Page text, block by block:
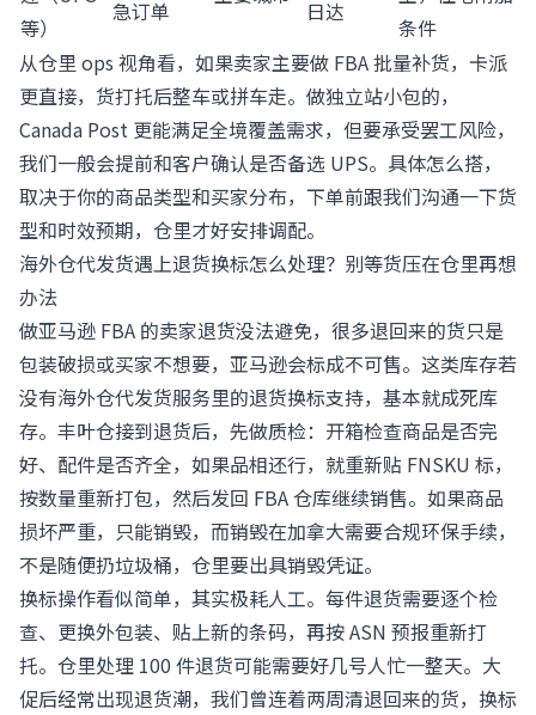
等）
急订单 日达
条件
从仓里 ops 视角看，如果卖家主要做 FBA 批量补货，卡派
更直接，货打托后整车或拼车走。做独立站小包的，
Canada Post 更能满足全境覆盖需求，但要承受罢工风险，
我们一般会提前和客户确认是否备选 UPS。具体怎么搭，
取决于你的商品类型和买家分布，下单前跟我们沟通一下货
型和时效预期，仓里才好安排调配。
海外仓代发货遇上退货换标怎么处理？别等货压在仓里再想
办法
做亚马逊 FBA 的卖家退货没法避免，很多退回来的货只是
包装破损或买家不想要，亚马逊会标成不可售。这类库存若
没有海外仓代发货服务里的退货换标支持，基本就成死库
存。丰叶仓接到退货后，先做质检：开箱检查商品是否完
好、配件是否齐全，如果品相还行，就重新贴 FNSKU 标，
按数量重新打包，然后发回 FBA 仓库继续销售。如果商品
损坏严重，只能销毁，而销毁在加拿大需要合规环保手续，
不是随便扔垃圾桶，仓里要出具销毁凭证。
换标操作看似简单，其实极耗人工。每件退货需要逐个检
查、更换外包装、贴上新的条码，再按 ASN 预报重新打
托。仓里处理 100 件退货可能需要好几号人忙一整天。大
促后经常出现退货潮，我们曾连着两周清退回来的货，换标